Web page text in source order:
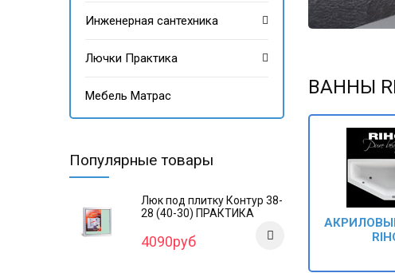
ВАННЫ
Инженерная сантехника
Лючки Практика
Мебель Матрас
Популярные товары
Люк под плитку Контур 38-
28 (40-30) ПРАКТИКА
4090руб